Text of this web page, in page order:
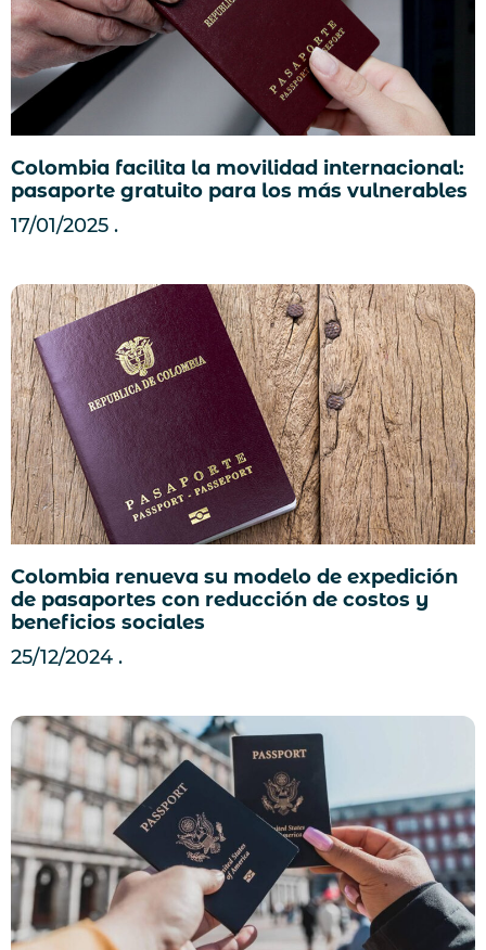
Colombia facilita la movilidad internacional:
pasaporte gratuito para los más vulnerables
17/01/2025
Colombia renueva su modelo de expedición
de pasaportes con reducción de costos y
beneficios sociales
25/12/2024